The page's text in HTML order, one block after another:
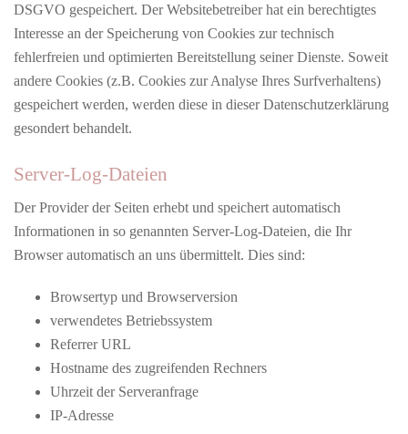
DSGVO gespeichert. Der Websitebetreiber hat ein berechtigtes
Interesse an der Speicherung von Cookies zur technisch
fehlerfreien und optimierten Bereitstellung seiner Dienste. Soweit
andere Cookies (z.B. Cookies zur Analyse Ihres Surfverhaltens)
gespeichert werden, werden diese in dieser Datenschutzerklärung
gesondert behandelt.
Server-Log-Dateien
Der Provider der Seiten erhebt und speichert automatisch
Informationen in so genannten Server-Log-Dateien, die Ihr
Browser automatisch an uns übermittelt. Dies sind:
Browsertyp und Browserversion
verwendetes Betriebssystem
Referrer URL
Hostname des zugreifenden Rechners
Uhrzeit der Serveranfrage
IP-Adresse